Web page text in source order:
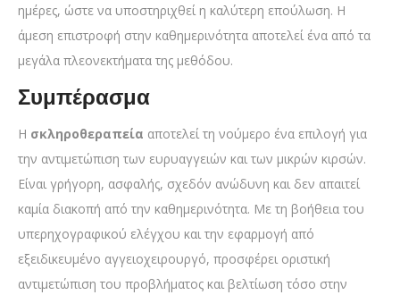
ημέρες, ώστε να υποστηριχθεί η καλύτερη επούλωση. Η
άμεση επιστροφή στην καθημερινότητα αποτελεί ένα από τα
μεγάλα πλεονεκτήματα της μεθόδου.
Συμπέρασμα
Η σκληροθεραπεία αποτελεί τη νούμερο ένα επιλογή για
την αντιμετώπιση των ευρυαγγειών και των μικρών κιρσών.
Είναι γρήγορη, ασφαλής, σχεδόν ανώδυνη και δεν απαιτεί
καμία διακοπή από την καθημερινότητα. Με τη βοήθεια του
υπερηχογραφικού ελέγχου και την εφαρμογή από
εξειδικευμένο αγγειοχειρουργό, προσφέρει οριστική
αντιμετώπιση του προβλήματος και βελτίωση τόσο στην